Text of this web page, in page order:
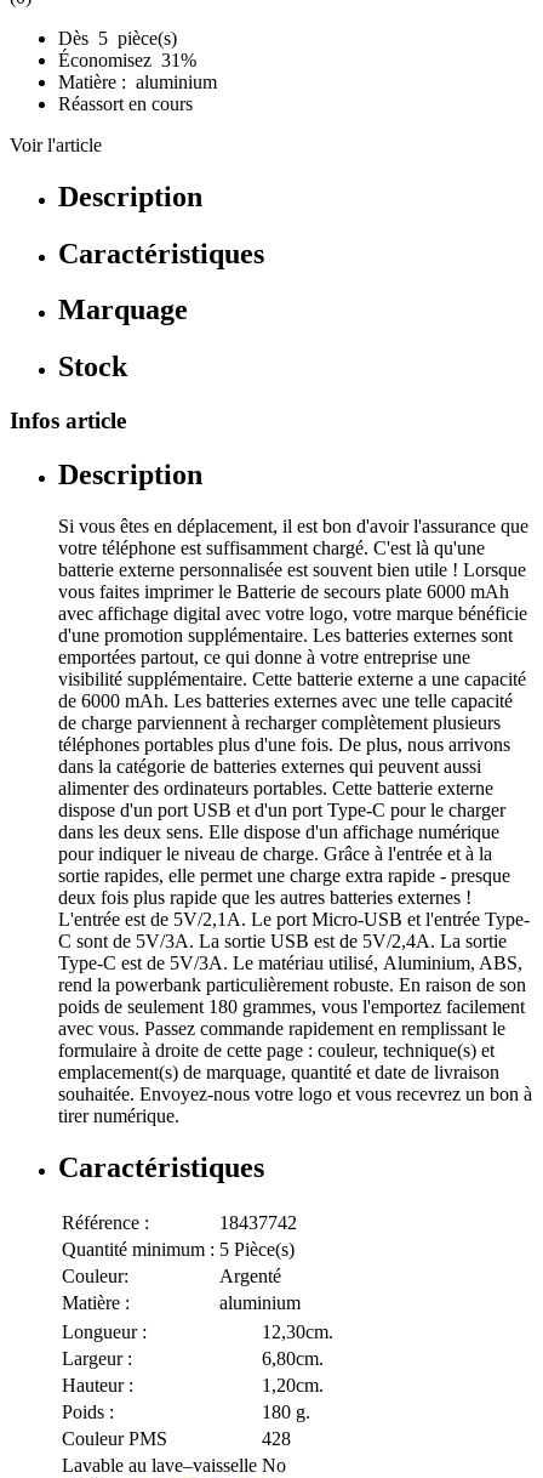
Dès 5 pièce(s)
Économisez 31%
Matière : aluminium
Réassort en cours
Voir l'article
Description
Caractéristiques
Marquage
Stock
Infos article
Description
Si vous êtes en déplacement, il est bon d'avoir l'assurance que
votre téléphone est suffisamment chargé. C'est là qu'une
batterie externe personnalisée est souvent bien utile ! Lorsque
vous faites imprimer le Batterie de secours plate 6000 mAh
avec affichage digital avec votre logo, votre marque bénéficie
d'une promotion supplémentaire. Les batteries externes sont
emportées partout, ce qui donne à votre entreprise une
visibilité supplémentaire. Cette batterie externe a une capacité
de 6000 mAh. Les batteries externes avec une telle capacité
de charge parviennent à recharger complètement plusieurs
téléphones portables plus d'une fois. De plus, nous arrivons
dans la catégorie de batteries externes qui peuvent aussi
alimenter des ordinateurs portables. Cette batterie externe
dispose d'un port USB et d'un port Type-C pour le charger
dans les deux sens. Elle dispose d'un affichage numérique
pour indiquer le niveau de charge. Grâce à l'entrée et à la
sortie rapides, elle permet une charge extra rapide - presque
deux fois plus rapide que les autres batteries externes !
L'entrée est de 5V/2,1A. Le port Micro-USB et l'entrée Type-
C sont de 5V/3A. La sortie USB est de 5V/2,4A. La sortie
Type-C est de 5V/3A. Le matériau utilisé, Aluminium, ABS,
rend la powerbank particulièrement robuste. En raison de son
poids de seulement 180 grammes, vous l'emportez facilement
avec vous. Passez commande rapidement en remplissant le
formulaire à droite de cette page : couleur, technique(s) et
emplacement(s) de marquage, quantité et date de livraison
souhaitée. Envoyez-nous votre logo et vous recevrez un bon à
tirer numérique.
Caractéristiques
Référence :
18437742
Quantité minimum : 5 Pièce(s)
Couleur:
Argenté
Matière :
aluminium
Longueur :
12,30cm.
Largeur :
6,80cm.
Hauteur :
1,20cm.
Poids :
180 g.
Couleur PMS
428
Lavable au lave–vaisselle No